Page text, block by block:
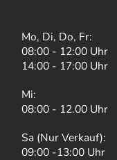
Mo, Di, Do, Fr:
08:00 - 12:00 Uhr
14:00 - 17:00 Uhr
Mi:
08:00 - 12.00 Uhr
Sa (Nur Verkauf):
09:00 -13:00 Uhr